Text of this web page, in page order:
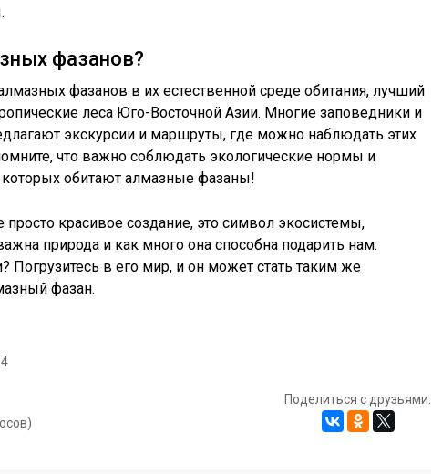
фазанов?
фазанов в их естественной среде обитания, лучший
леса Юго-Восточной Азии. Многие заповедники и
экскурсии и маршруты, где можно наблюдать этих
что важно соблюдать экологические нормы и
которых обитают алмазные фазаны!
красивое создание, это символ экосистемы,
природа и как много она способна подарить нам.
Погрузитесь в его мир, и он может стать таким же
фазан.
Поделиться с друзьями: